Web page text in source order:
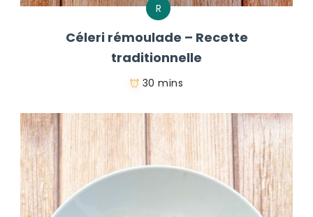
R
Céleri rémoulade – Recette
traditionnelle
30 mins